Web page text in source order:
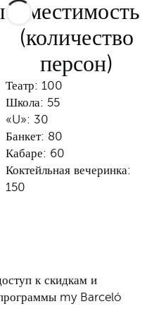
Вместимость
(количество
персон)
Театр: 100
Школа: 55
«U»: 30
Банкет: 80
Кабаре: 60
Коктейльная вечеринка:
150
к скидкам и
my Barceló